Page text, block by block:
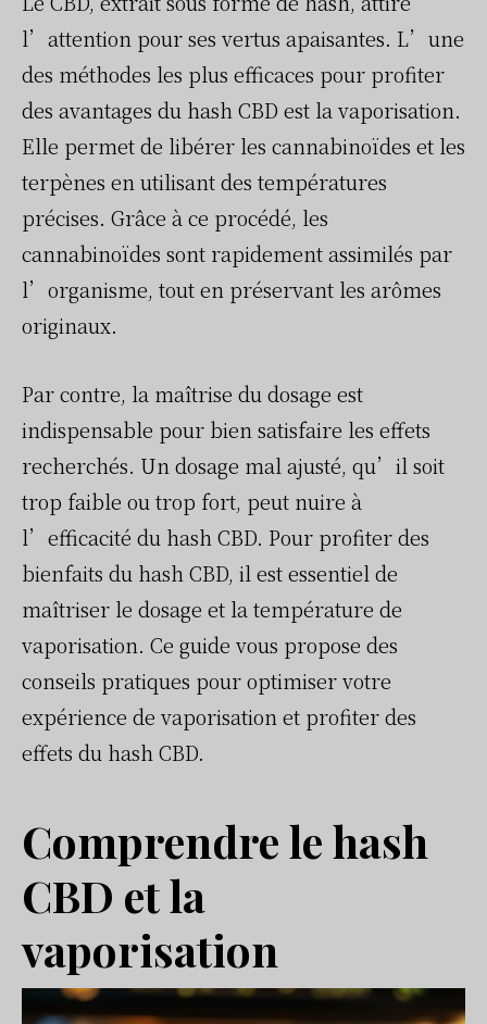
l’attention pour ses vertus apaisantes. L’une
des méthodes les plus efficaces pour profiter
des avantages du hash CBD est la vaporisation.
Elle permet de libérer les cannabinoïdes et les
terpènes en utilisant des températures
précises. Grâce à ce procédé, les
cannabinoïdes sont rapidement assimilés par
l’organisme, tout en préservant les arômes
originaux.
Par contre, la maîtrise du dosage est
indispensable pour bien satisfaire les effets
recherchés. Un dosage mal ajusté, qu’il soit
trop faible ou trop fort, peut nuire à
l’efficacité du hash CBD. Pour profiter des
bienfaits du hash CBD, il est essentiel de
maîtriser le dosage et la température de
vaporisation. Ce guide vous propose des
conseils pratiques pour optimiser votre
expérience de vaporisation et profiter des
effets du hash CBD.
Comprendre le hash
CBD et la
vaporisation